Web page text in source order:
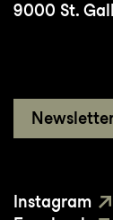
9000 St.
Instagram